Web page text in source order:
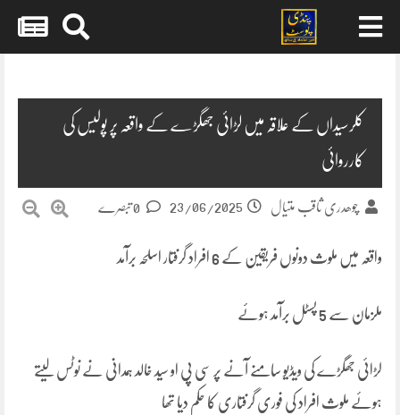
کلرسیداں کے علاقہ میں لڑائی جھگڑے کے واقعہ پر پولیس کی
کارروائی
چوھدری ثاقب متیال 23/06/2025
واقعہ میں ملوث دونوں فریقین کے 6 افراد گرفتار اسلحہ برآمد
ملزمان سے 5 پسٹل برآمد ہوئے
لڑائی جھگڑے کی ویڈیو سامنے آنے پر سی پی او سید خالد ہمدانی نے نوٹس لیتے
ہوئے ملوث افراد کی فوری گرفتاری کا حکم دیا تھا